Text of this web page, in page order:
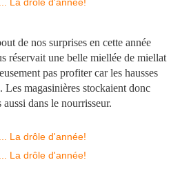
de nos surprises en cette année
réservait une belle miellée de miellat
pas profiter car les hausses
Les magasinières stockaient donc
dans le nourrisseur.